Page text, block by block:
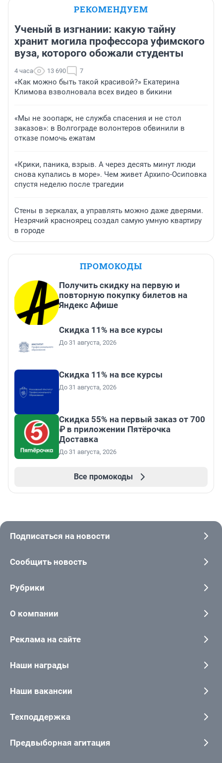
РЕКОМЕНДУЕМ
Ученый в изгнании: какую тайну
хранит могила профессора уфимского
вуза, которого обожали студенты
4 часа 13 690 7
«Как можно быть такой красивой?» Екатерина
Климова взволновала всех видео в бикини
«Мы не зоопарк, не служба спасения и не стол
заказов»: в Волгограде волонтеров обвинили в
отказе помочь ежатам
«Крики, паника, взрыв. А через десять минут люди
снова купались в море». Чем живет Архипо-Осиповка
спустя неделю после трагедии
Стены в зеркалах, а управлять можно даже дверями.
Незрячий красноярец создал самую умную квартиру
в городе
ПРОМОКОДЫ
Получить скидку на первую и
повторную покупку билетов на
Яндекс Афише
Скидка 11% на все курсы
До 31 августа, 2026
Скидка 11% на все курсы
До 31 августа, 2026
Скидка 55% на первый заказ от 700
₽ в приложении Пятёрочка
Доставка
До 31 августа, 2026
Все промокоды
Подписаться на новости
Сообщить новость
Рубрики
О компании
Реклама на сайте
Наши награды
Наши вакансии
Техподдержка
Предвыборная агитация